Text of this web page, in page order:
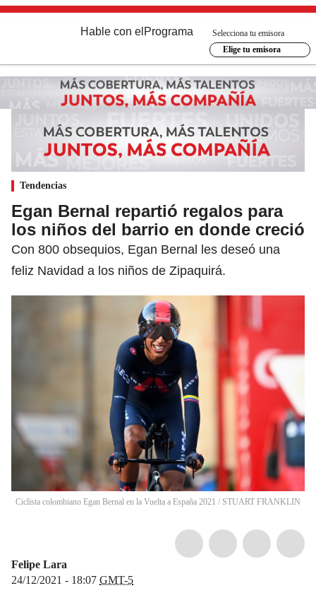
Hable con el Programa
Selecciona tu emisora
Elige tu emisora
Tendencias
Egan Bernal repartió regalos para
los niños del barrio en donde creció
Con 800 obsequios, Egan Bernal les deseó una
feliz Navidad a los niños de Zipaquirá.
Ciclista colombiano Egan Bernal en la Vuelta a España 2021 / STUART FRANKLIN
Felipe Lara
24/12/2021 - 18:07 GMT-5